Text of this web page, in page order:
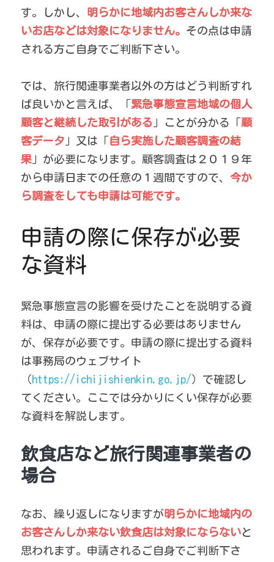
す。しかし、 明らかに地域内お客さんしか来な
いお店などは対象になりません。 その点は申請
される方ご自身でご判断下さい。
では、旅行関連事業者以外の方はどう判断すれ
ば良いかと言えば、「緊急事態宣言地域の個人
顧客と継続した取引がある 」ことが分かる「顧
客データ 」又は「自ら実施した顧客調査の結
果 」が必要になります。顧客調査は２０１９年
から申請日までの任意の１週間ですので、 今か
ら調査をしても申請は可能です。
申請の際に保存が必要
な資料
緊急事態宣言の影響を受けたことを説明する資
料は、申請の際に提出する必要はありません
が、保存が必要です。申請の際に提出する資料
は事務局のウェブサイト
（https://ichijishienkin.go.jp/）で確認し
てください。ここでは分かりにくい保存が必要
な資料を解説します。
飲食店など旅行関連事業者の
場合
なお、繰り返しになりますが明らかに地域内の
お客さんしか来ない飲食店は対象にならないと
思われます。申請されるご自身でご判断下さ